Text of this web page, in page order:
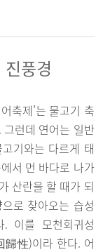
풍경
축제’는 물고기 축
그런데 연어는 일반
기와는 다르게 태
서 먼 바다로 나가
산란을 할 때가 되
로 찾아오는 습성
. 이를 모천회귀성
歸性)이라 한다. 어